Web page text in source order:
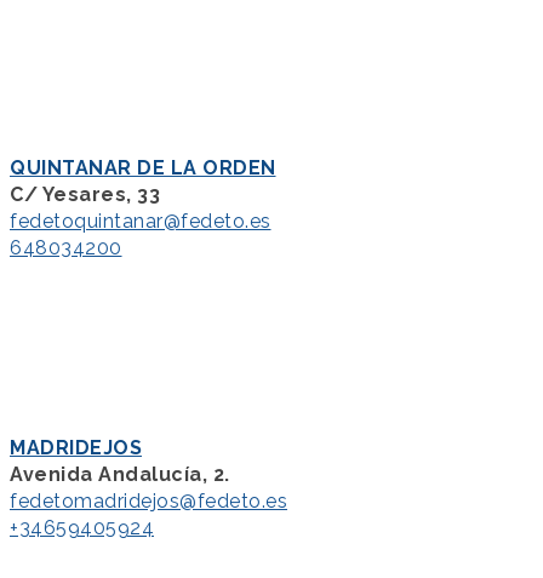
QUINTANAR DE LA ORDEN
C/ Yesares, 33
fedetoquintanar@fedeto.es
648034200
MADRIDEJOS
Avenida Andalucía, 2.
fedetomadridejos@fedeto.es
+34659405924